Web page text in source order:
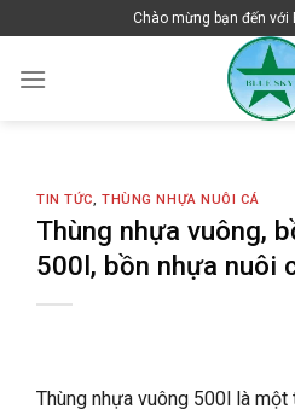
to
content
Chào mừng bạn đến với
TIN TỨC,THÙNG NHỰA NUÔI CÁ
Thùng nhựa vuông,
500l, bồn nhựa nuôi
Thùng nhựa vuông 500l là